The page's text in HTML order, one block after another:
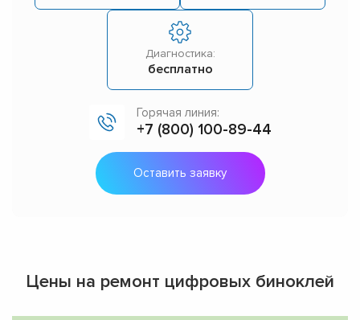
Диагностика:
бесплатно
Горячая линия:
+7 (800) 100-89-44
Оставить заявку
Цены на ремонт цифровых биноклей